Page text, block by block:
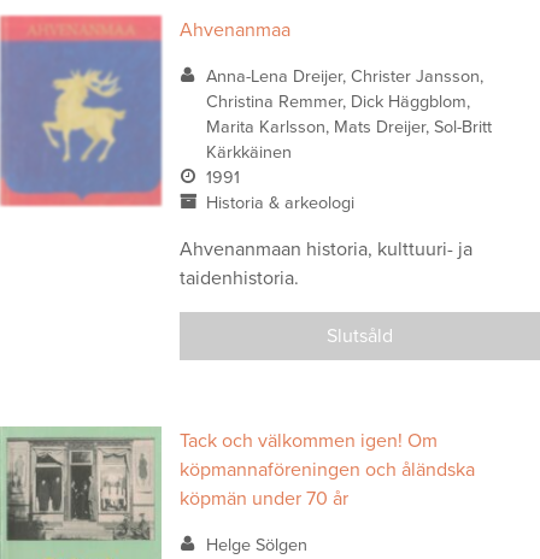
Ahvenanmaa
Anna-Lena Dreijer, Christer Jansson,
Christina Remmer, Dick Häggblom,
Marita Karlsson, Mats Dreijer, Sol-Britt
Kärkkäinen
1991
Historia & arkeologi
Ahvenanmaan historia, kulttuuri- ja
taidenhistoria.
Slutsåld
Tack och välkommen igen! Om
köpmannaföreningen och åländska
köpmän under 70 år
Helge Sölgen